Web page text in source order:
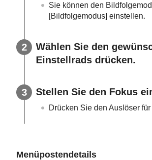
Sie können den
[Bildfolgemodus] einstellen.
Wählen Sie den
Einstellrads drücken.
Stellen Sie den Fokus
Drücken Sie den Auslöser
Menüpostendetails